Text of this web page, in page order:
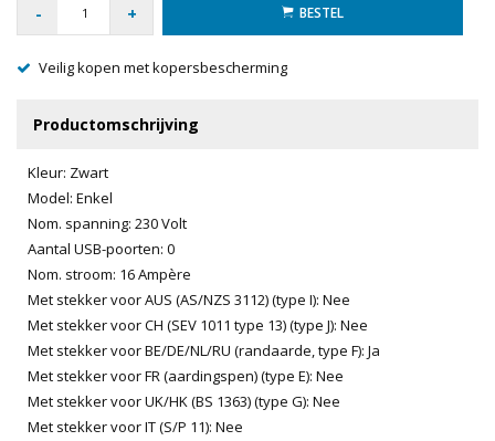
- + BESTEL
Veilig kopen met kopersbescherming
Productomschrijving
Kleur: Zwart
Model: Enkel
Nom. spanning: 230 Volt
Aantal USB-poorten: 0
Nom. stroom: 16 Ampère
Met stekker voor AUS (AS/NZS 3112) (type I): Nee
Met stekker voor CH (SEV 1011 type 13) (type J): Nee
Met stekker voor BE/DE/NL/RU (randaarde, type F): Ja
Met stekker voor FR (aardingspen) (type E): Nee
Met stekker voor UK/HK (BS 1363) (type G): Nee
Met stekker voor IT (S/P 11): Nee